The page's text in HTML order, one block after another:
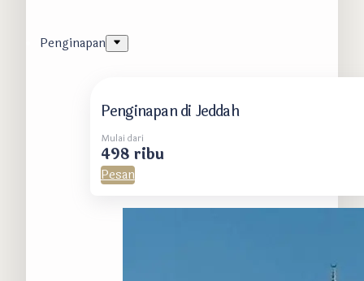
Penginapan
Penginapan di Jeddah
Mulai dari
498 ribu
Pesan